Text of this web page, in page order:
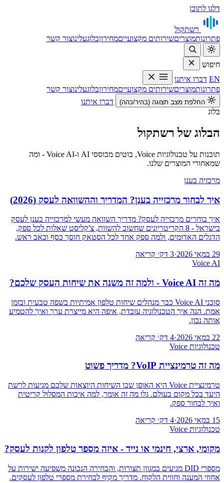
דלגו לתוכן
רשתקול
פתרונותמוצריםשירותים מקצועייםמחירוןבלוגעלינוצור קשר
חיפוש
EN דברו איתנו
פתרונותמוצריםשירותים מקצועייםמחירוןבלוגעלינוצור קשר
החלפת מצב תצוגה (בהיר/כהה)
דברו איתנו
בלוג
הבלוג של רשתקול
תובנות על טכנולוגיות Voice, בוטים מבוססי AI ו‑Voice AI - ומה
שמאחורי המוצרים שלנו.
מרכזיה בענן
איך לבחור מרכזייה בענן? המדריך וההשוואה לעסק (2026)
איך בוחרים מרכזייה לעסק? מדריך השוואה מעשי למרכזייה בענן לעסק
בישראל - 8 הקריטריונים שחשוב להשוות, צ'קליסט שאלות לכל ספק,
הדגלים האדומים, ולמה ספק אחד לכל הסטאק חוסך כסף וכאב ראש.
29 במאי 2026
·3 דק׳ קריאה
Voice AI
מה זה Voice AI - ולמה זה משנה את שיחות העסק שלכם?
סוכני Voice AI כבר מנהלים שיחות טלפון אמיתיות בשפה טבעית ובזמן
אמת. הנה איך הטכנולוגיה עובדת, איפה היא מייצרת ערך ואיך להטמיע
אותה נכון.
22 במאי 2026
·4 דק׳ קריאה
טכנולוגיות Voice
מה זה טרמינציית VoIP? מדריך פשוט
טרמינציית Voice היא האופן שבו השיחות היוצאות שלכם מגיעות לרשת
היעד בכל מקום בעולם. גלו מה זה אומר, למה איכות המסלול קריטית
ואיך לבחור ספק.
15 במאי 2026
·4 דק׳ קריאה
טכנולוגיות Voice
מקומי, ארצי, חינמי או נייד - איזה מספר טלפון לקנות לעסק?
מספרי DID מגיעים במגוון תצורות, והבחירה הנכונה משפיעה ישירות על
אחוזי המענה וחווית הלקוח. מדריך מקיף לבחירת מספרי טלפון לעסקים.